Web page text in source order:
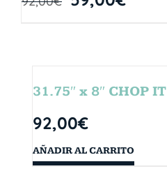
31.75″ x 8″ CHOP IT
92,00€
AÑADIR AL CARRITO